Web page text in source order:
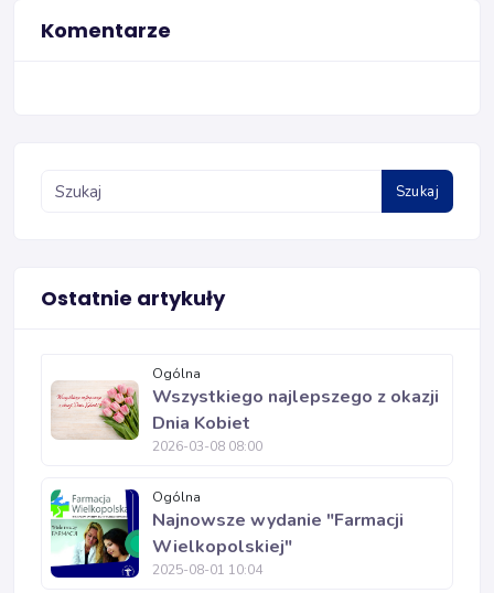
Komentarze
Szukaj
Ostatnie artykuły
Ogólna
Wszystkiego najlepszego z okazji
Dnia Kobiet
2026-03-08 08:00
Ogólna
Najnowsze wydanie "Farmacji
Wielkopolskiej"
2025-08-01 10:04